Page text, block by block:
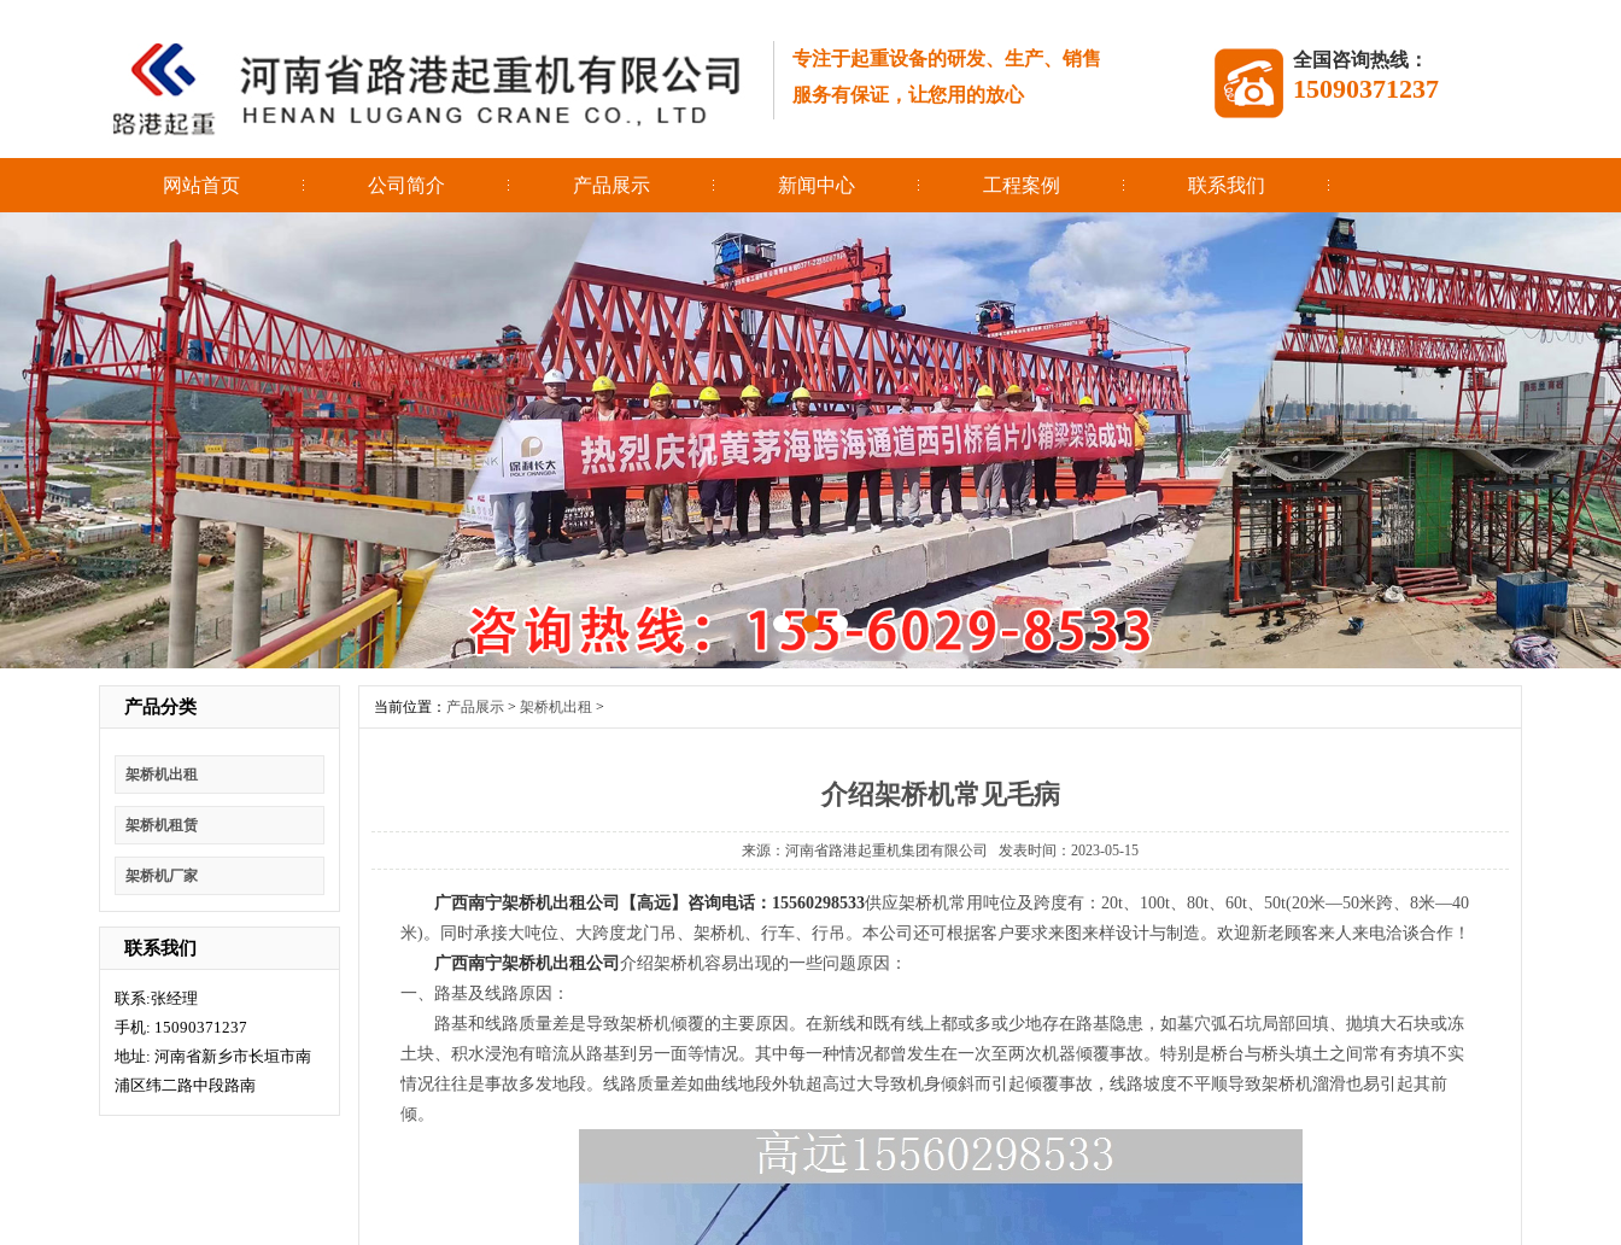
专注于起重设备的研发、生产、销售
服务有保证，让您用的放心
全国咨询热线：
15090371237
网站首页 公司简介 产品展示 新闻中心 工程案例 联系我们
1 2 3
产品分类
架桥机出租
架桥机租赁
架桥机厂家
联系我们
联系:张经理
手机: 15090371237
地址: 河南省新乡市长垣市南
浦区纬二路中段路南
当前位置： 产品展示 > 架桥机出租 >
介绍架桥机常见毛病
来源：河南省路港起重机集团有限公司 发表时间：2023-05-15
广西南宁架桥机出租公司【高远】咨询电话：15560298533供应架桥机常用吨位及跨度有：20t、100t、80t、60t、50t(20米—50米跨、8米—40
米)。同时承接大吨位、大跨度龙门吊、架桥机、行车、行吊。本公司还可根据客户要求来图来样设计与制造。欢迎新老顾客来人来电洽谈合作！
广西南宁架桥机出租公司 介绍架桥机容易出现的一些问题原因：
一、路基及线路原因：
路基和线路质量差是导致架桥机倾覆的主要原因。在新线和既有线上都或多或少地存在路基隐患，如墓穴弧石坑局部回填、抛填大石块或冻
土块、积水浸泡有暗流从路基到另一面等情况。其中每一种情况都曾发生在一次至两次机器倾覆事故。特别是桥台与桥头填土之间常有夯填不实
情况往往是事故多发地段。线路质量差如曲线地段外轨超高过大导致机身倾斜而引起倾覆事故，线路坡度不平顺导致架桥机溜滑也易引起其前
倾。